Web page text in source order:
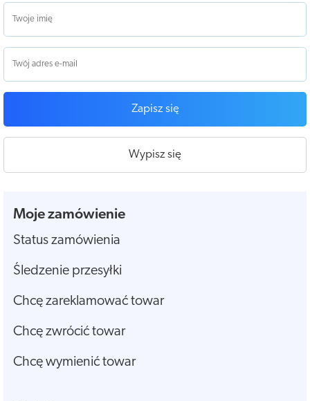
Zapisz się
Wypisz się
Moje zamówienie
Status zamówienia
Śledzenie przesyłki
Chcę zareklamować towar
Chcę zwrócić towar
Chcę wymienić towar